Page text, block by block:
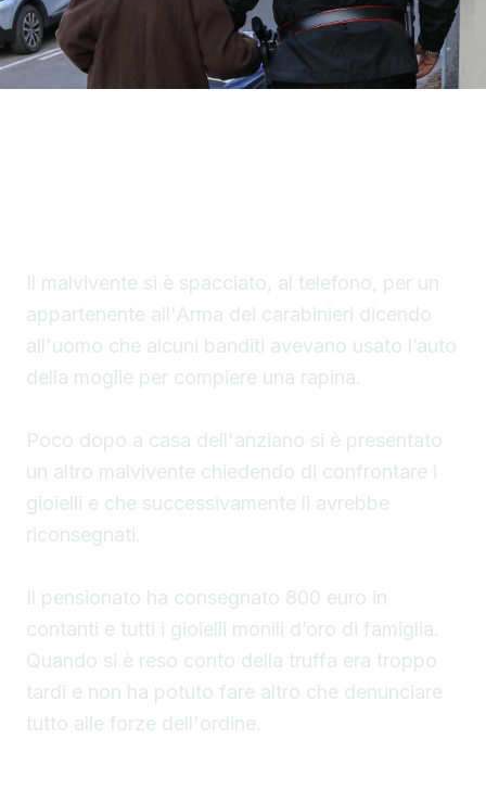
Il malvivente si è spacciato, al telefono, per un
appartenente all'Arma dei carabinieri dicendo
all'uomo che alcuni banditi avevano usato l’auto
della moglie per compiere una rapina.
Poco dopo a casa dell'anziano si è presentato
un altro malvivente chiedendo di confrontare i
gioielli e che successivamente li avrebbe
riconsegnati.
Il pensionato ha consegnato 800 euro in
contanti e tutti i gioielli monili d’oro di famiglia.
Quando si è reso conto della truffa era troppo
tardi e non ha potuto fare altro che denunciare
tutto alle forze dell'ordine.